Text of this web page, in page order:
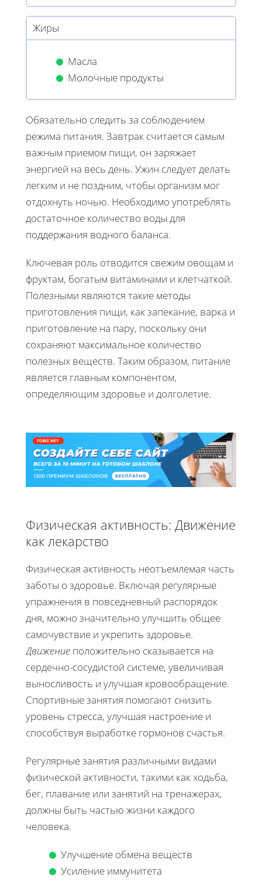
Жиры
Масла
Молочные продукты
Обязательно следить за соблюдением
режима питания. Завтрак считается самым
важным приемом пищи, он заряжает
энергией на весь день. Ужин следует делать
легким и не поздним, чтобы организм мог
отдохнуть ночью. Необходимо употреблять
достаточное количество воды для
поддержания водного баланса.
Ключевая роль отводится свежим овощам и
фруктам, богатым витаминами и клетчаткой.
Полезными являются такие методы
приготовления пищи, как запекание, варка и
приготовление на пару, поскольку они
сохраняют максимальное количество
полезных веществ. Таким образом, питание
является главным компонентом,
определяющим здоровье и долголетие.
Физическая активность: Движение
как лекарство
Физическая активность неотъемлемая часть
заботы о здоровье. Включая регулярные
упражнения в повседневный распорядок
дня, можно значительно улучшить общее
самочувствие и укрепить здоровье.
Движение положительно сказывается на
сердечно-сосудистой системе, увеличивая
выносливость и улучшая кровообращение.
Спортивные занятия помогают снизить
уровень стресса, улучшая настроение и
способствуя выработке гормонов счастья.
Регулярные занятия различными видами
физической активности, такими как ходьба,
бег, плавание или занятий на тренажерах,
должны быть частью жизни каждого
человека.
Улучшение обмена веществ
Усиление иммунитета